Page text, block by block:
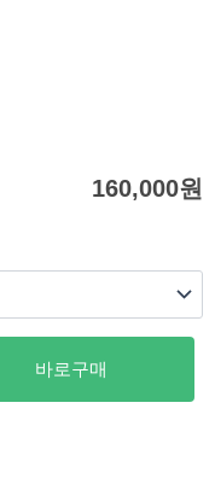
160,000원
바로구매